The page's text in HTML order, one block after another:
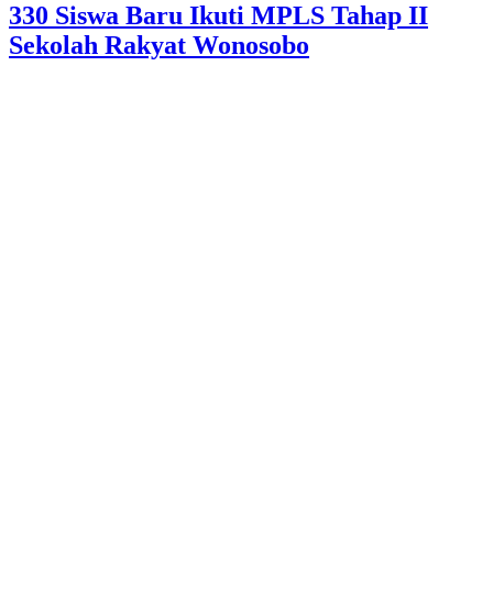
330 Siswa Baru Ikuti MPLS Tahap II
Sekolah Rakyat Wonosobo